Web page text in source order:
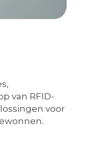
van RFID-
voor